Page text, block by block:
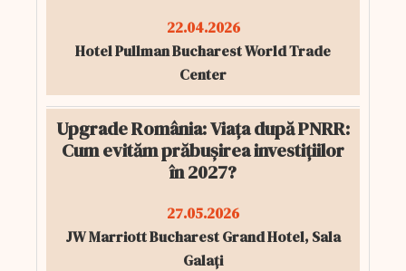
22.04.2026
Hotel Pullman Bucharest World Trade
Center
Upgrade România: Viața după PNRR:
Cum evităm prăbușirea investițiilor
în 2027?
27.05.2026
JW Marriott Bucharest Grand Hotel, Sala
Galați